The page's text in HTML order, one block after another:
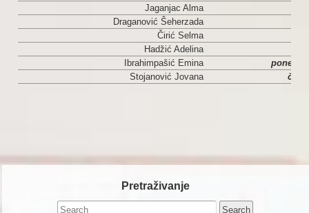
Jaganjac Alma
Draganović Šeherzada
Čirić Selma
Hadžić Adelina
Ibrahimpašić Emina
Stojanović Jovana
Pretraživanje
Search